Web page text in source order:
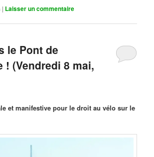
| Laisser un commentaire
le Pont de
! (Vendredi 8 mai,
et manifestive pour le droit au vélo sur le